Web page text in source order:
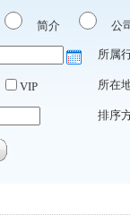
简介 公
所属
VIP 所在
排序